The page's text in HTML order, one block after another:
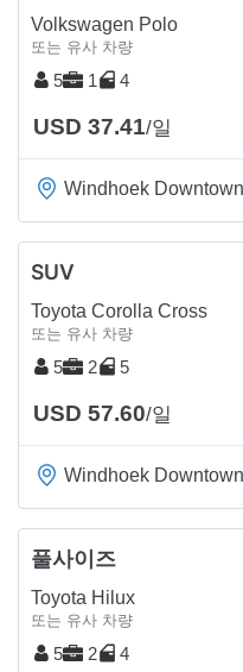
Volkswagen Polo
또는 유사 차량
5 1 4
USD 37.41/일
Windhoek Downtown
SUV
Toyota Corolla Cross
또는 유사 차량
5 2 5
USD 57.60/일
Windhoek Downtown
풀사이즈
Toyota Hilux
또는 유사 차량
5 2 4